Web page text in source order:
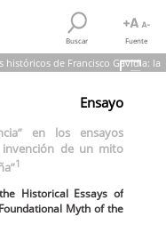
Buscar Fuente
históricos de Francisco Gavidia: la
1
ensayos históricos de
fundacional de la “nación
Essays of Francisco
núm. 164, pp.
Ensayo
en los ensayos
1
Historical Essays of
Myth of the